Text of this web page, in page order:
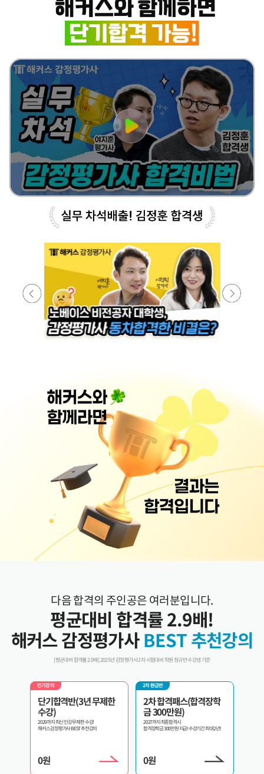
다음 합격의 주인공은 여러분입니다.
평균대비 합격률 2.9배!
해커스 감정평가사 BEST 추천강의
[평균대비 합격률 2.9배] 2025년 감정평가사 2차 시험대비 학원 정규반 수강생 기준
2차 환급반
2차 합격패스(합격장학
금 300만원)
2027까지 최종합격시
합격장학금 300만원 지급! 수강기간 최대 2년!
0원
인기강의
2차 교수패스
내가 원하는 과목만 골라서 선택수강!
0원